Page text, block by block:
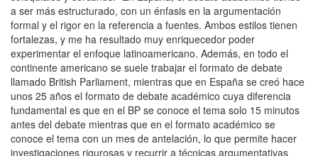
a ser más estructurado, con un énfasis en la argumentación
formal y el rigor en la referencia a fuentes. Ambos estilos tienen
fortalezas, y me ha resultado muy enriquecedor poder
experimentar el enfoque latinoamericano. Además, en todo el
continente americano se suele trabajar el formato de debate
llamado British Parliament, mientras que en España se creó hace
unos 25 años el formato de debate académico cuya diferencia
fundamental es que en el BP se conoce el tema solo 15 minutos
antes del debate mientras que en el formato académico se
conoce el tema con un mes de antelación, lo que permite hacer
investigaciones rigurosas y recurrir a técnicas argumentativas